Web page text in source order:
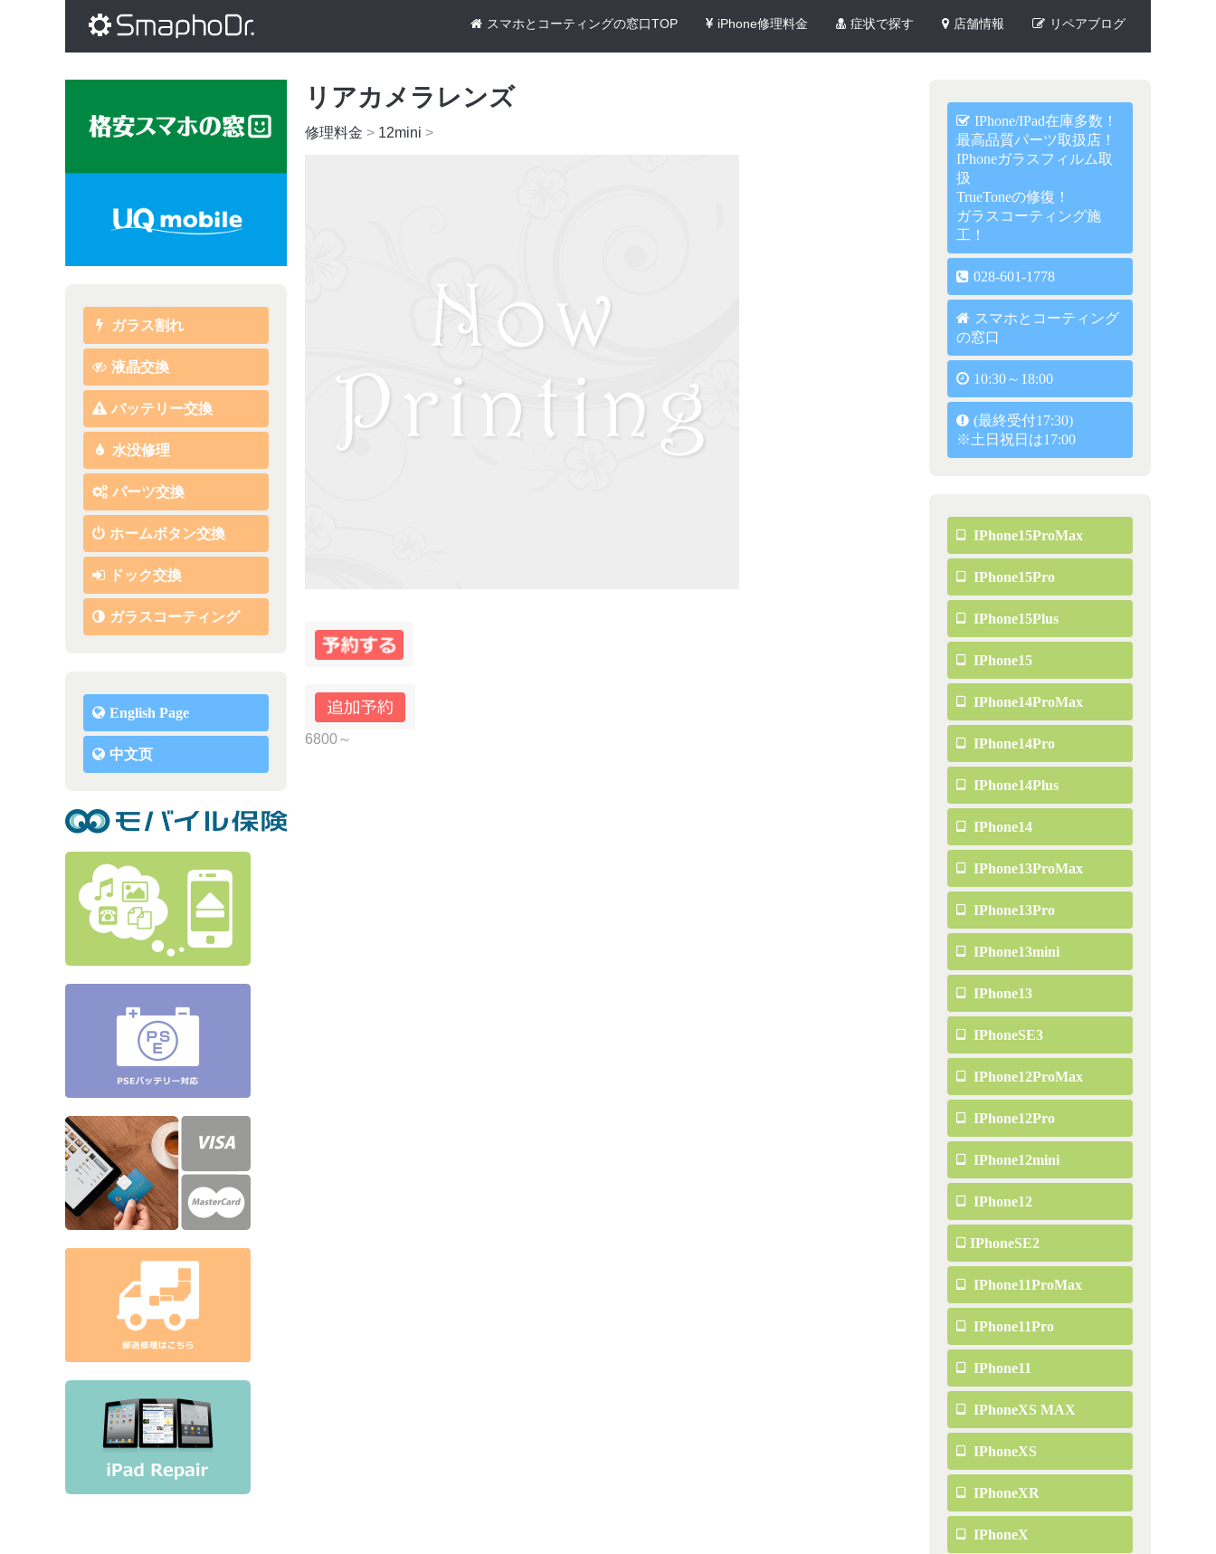
スマホとコーティングの窓口TOP iPhone修理料金 症状で探す 店舗情報 リペアブログ
ガラス割れ
液晶交換
バッテリー交換
水没修理
パーツ交換
ホームボタン交換
ドック交換
ガラスコーティング
English Page
中文页
リアカメラレンズ
修理料金 > 12mini >
6800～
IPhone/iPad在庫多数！
最高品質パーツ取扱店！
IPhoneガラスフィルム取
扱
TrueToneの修復！
ガラスコーティング施
工！
028-601-1778
スマホとコーティング
の窓口
10:30～18:00
(最終受付17:30)
※土日祝日は17:00
IPhone15ProMax
IPhone15Pro
IPhone15Plus
IPhone15
IPhone14ProMax
IPhone14Pro
IPhone14Plus
IPhone14
IPhone13ProMax
IPhone13Pro
IPhone13mini
IPhone13
IPhoneSE3
IPhone12ProMax
IPhone12Pro
IPhone12mini
IPhone12
IPhoneSE2
IPhone11ProMax
IPhone11Pro
IPhone11
IPhoneXS MAX
IPhoneXS
IPhoneXR
IPhoneX